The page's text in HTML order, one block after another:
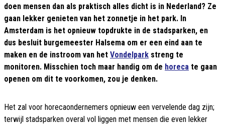
doen mensen dan als praktisch alles dicht is in Nederland? Ze
gaan lekker genieten van het zonnetje in het park. In
Amsterdam is het opnieuw topdrukte in de stadsparken, en
dus besluit burgemeester Halsema om er een eind aan te
maken en de instroom van het Vondelpark streng te
monitoren. Misschien toch maar handig om de horeca te gaan
openen om dit te voorkomen, zou je denken.
Het zal voor horecaondernemers opnieuw een vervelende dag zijn;
terwijl stadsparken overal vol liggen met mensen die even lekker